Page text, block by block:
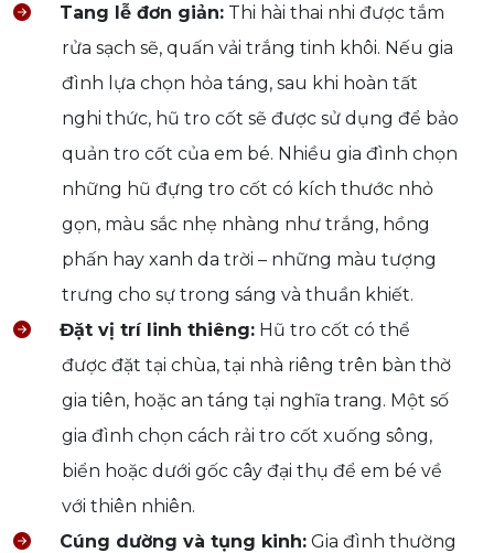
Tang lễ đơn giản: Thi hài thai nhi được tắm
rửa sạch sẽ, quấn vải trắng tinh khôi. Nếu gia
đình lựa chọn hỏa táng, sau khi hoàn tất
nghi thức, hũ tro cốt sẽ được sử dụng để bảo
quản tro cốt của em bé. Nhiều gia đình chọn
những hũ đựng tro cốt có kích thước nhỏ
gọn, màu sắc nhẹ nhàng như trắng, hồng
phấn hay xanh da trời – những màu tượng
trưng cho sự trong sáng và thuần khiết.
Đặt vị trí linh thiêng: Hũ tro cốt có thể
được đặt tại chùa, tại nhà riêng trên bàn thờ
gia tiên, hoặc an táng tại nghĩa trang. Một số
gia đình chọn cách rải tro cốt xuống sông,
biển hoặc dưới gốc cây đại thụ để em bé về
với thiên nhiên.
Cúng dường và tụng kinh: Gia đình thường